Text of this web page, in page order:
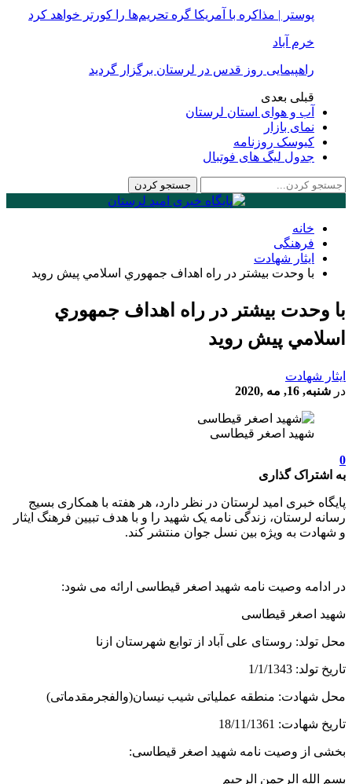
پوستر | مذاکره با آمریکا گره تحریم‌ها را کورتر خواهد کرد
خرم آباد
راهپیمایی روز قدس در لرستان برگزار گردید
قبلی بعدی
آب و هوای استان لرستان
نمای بازار
کیوسک روزنامه
جدول لیگ های فوتبال
خانه
فرهنگی
ایثار شهادت
با وحدت بيشتر در راه اهداف جمهوري اسلامي پيش رويد
با وحدت بيشتر در راه اهداف جمهوري
اسلامي پيش رويد
ایثار شهادت
در شنبه, 16, مه ,2020
شهید اصغر قیطاسی
0
به اشتراک گذاری
پایگاه خبری امید لرستان در نظر دارد، هر هفته با همکاری بسیج
رسانه لرستان، زندگی نامه یک شهید را و با هدف تبیین فرهنگ ایثار
و شهادت به ویژه بین نسل جوان منتشر کند.
در ادامه وصیت نامه شهید اصغر قیطاسی ارائه می شود:
شهید اصغر قیطاسی
محل تولد: روستای علی آباد از توابع شهرستان ازنا
تاریخ تولد: 1/1/1343
محل شهادت: منطقه عملیاتی شیب نیسان(والفجرمقدماتی)
تاریخ شهادت: 18/11/1361
بخشی از وصيت نامه شهيد اصغر قيطاسی:
بسم الله الرحمن الرحيم